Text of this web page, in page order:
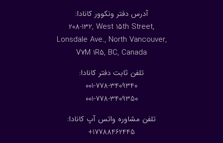
:آدرس دفتر ونکوور کانادا
208-132, West 15th Street,
Lonsdale Ave., North Vancouver,
V7M 1R5, BC, Canada
:تلفن ثابت دفتر کانادا
001-778-3409340
001-778-3409350
تلفن مشاوره واتس آپ کانادا:
17788462445+